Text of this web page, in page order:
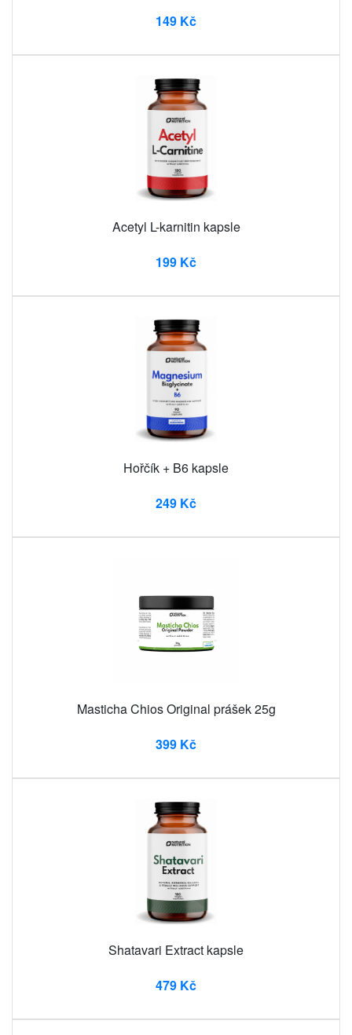
149 Kč
Acetyl L-karnitin kapsle
199 Kč
Hořčík + B6 kapsle
249 Kč
Masticha Chios Original prášek 25g
399 Kč
Shatavari Extract kapsle
479 Kč